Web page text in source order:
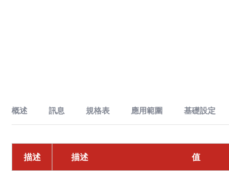
概述
MASTECH MS8269 數位萬用表：先進且全面電氣測量工
訊息
描述
規格表
規格
應用範圍​
電路測試
基礎設定
描述 值